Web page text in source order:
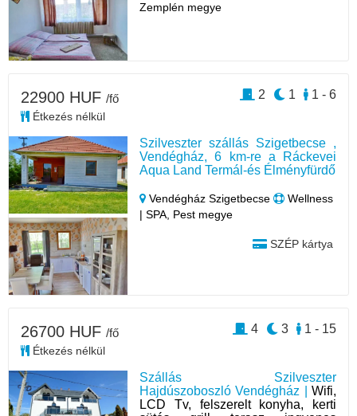
Zemplén megye
Szilveszter szállás Szigetbecse ,
Vendégház, 6 km-re a Ráckevei
Aqua Land Termál-és Élményfürdő
Vendégház Szigetbecse
Wellness
| SPA, Pest megye
SZÉP kártya
22900 HUF /fő
Étkezés nélkül
1 - 6
1
2
Szállás Szilveszter
Hajdúszoboszló Vendégház | Wifi,
LCD Tv, felszerelt konyha, kerti
26700 HUF /fő
Étkezés nélkül
1 - 15
3
4